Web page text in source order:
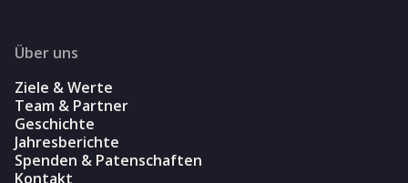
Über uns
Ziele & Werte
Team & Partner
Geschichte
Jahresberichte
Spenden & Patenschaften
Kontakt